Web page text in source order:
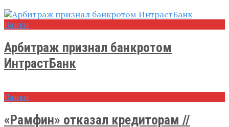
Банки
Арбитраж признал банкротом
ИнтрастБанк
Банки
«Рамфин» отказал кредиторам //